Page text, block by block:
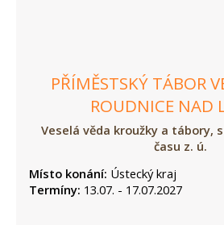
PŘÍMĚSTSKÝ TÁBOR
ROUDNICE NAD
Veselá věda kroužky a tábory,
času z. ú.
Místo konání: Ústecký kraj
Termíny: 13.07. - 17.07.2027